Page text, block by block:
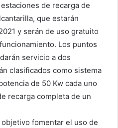
de recarga de
que estarán
y serán de uso gratuito
Los puntos
servicio a dos
clasificados como sistema
de 50 Kw cada uno
recarga completa de un
fomentar el uso de